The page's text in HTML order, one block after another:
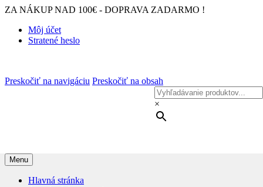
ZA NÁKUP NAD 100€ - DOPRAVA ZADARMO !
Môj účet
Stratené heslo
Preskočiť na navigáciu Preskočiť na obsah
×
Menu
Hlavná stránka